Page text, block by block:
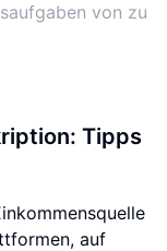
von zu
Tipps
auf